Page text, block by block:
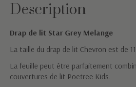
Description
Drap de lit Star Grey Melange
La taille du drap de lit Chevron est de
La feuille peut être parfaitement
couvertures de lit Poetree Kids.